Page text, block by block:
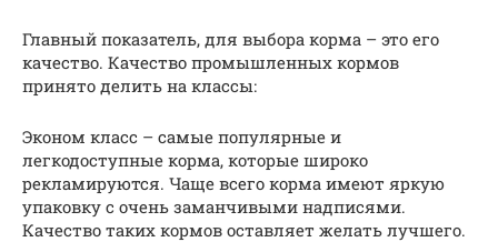
Главный показатель, для выбора корма – это его
качество. Качество промышленных кормов
принято делить на классы:
Эконом класс – самые популярные и
легкодоступные корма, которые широко
рекламируются. Чаще всего корма имеют яркую
упаковку с очень заманчивыми надписями.
Качество таких кормов оставляет желать лучшего.